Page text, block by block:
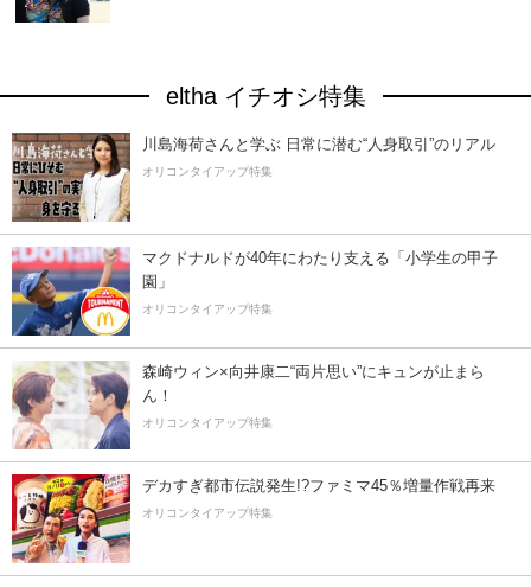
eltha イチオシ特集
川島海荷さんと学ぶ 日常に潜む“人身取引”のリアル
オリコンタイアップ特集
マクドナルドが40年にわたり支える「小学生の甲子
園」
オリコンタイアップ特集
森崎ウィン×向井康二“両片思い”にキュンが止まら
ん！
オリコンタイアップ特集
デカすぎ都市伝説発生!?ファミマ45％増量作戦再来
オリコンタイアップ特集